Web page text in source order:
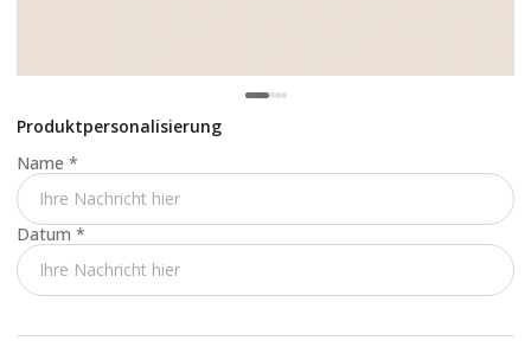
Produktpersonalisierung
Name *
Datum *